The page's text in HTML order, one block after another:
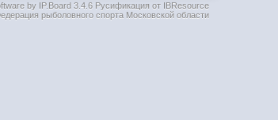
by IP.Board 3.4.6Русификация от IBResource
рыболовного спорта Московской области